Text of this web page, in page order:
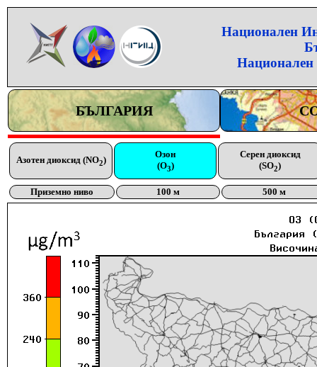
Национален
Национален
БЪЛГАРИЯ
Азотен диоксид (NO2)
Озон
(O3)
Серен диоксид
(SO2)
Приземно ниво 100 м 500 м